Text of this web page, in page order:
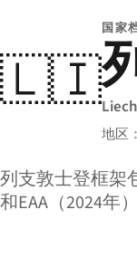
🇱🇮
国家
地区
列支敦士登框架
和EAA（2024年